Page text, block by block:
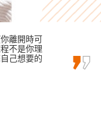
業的人才
界擁有豐
。另外，
同學解決
離開時可
不是你理
己想要的
態去學
以最後如